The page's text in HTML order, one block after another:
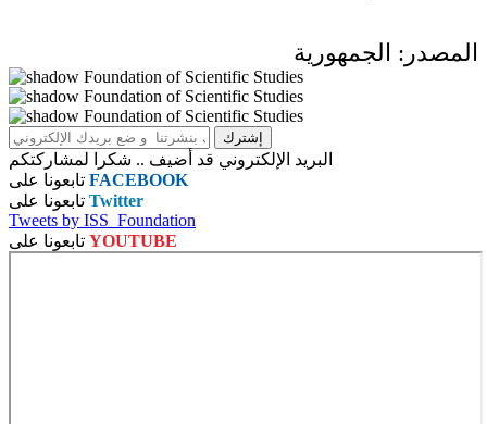
المصدر: الجمهورية
البريد الإلكتروني قد أضيف .. شكرا لمشاركتكم
FACEBOOK
Twitter
Tweets by ISS_Foundation
YOUTUBE